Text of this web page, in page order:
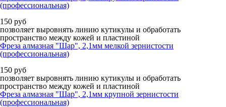
(профессиональная)
150 руб
позволяет выровнять линию кутикулы и обработать
пространство между кожей и пластиной
Фреза алмазная "Шар", 2,1мм мелкой зернистости
(профессиональная)
150 руб
позволяет выровнять линию кутикулы и обработать
пространство между кожей и пластиной
Фреза алмазная "Шар", 2,1мм крупной зернистости
(профессиональная)